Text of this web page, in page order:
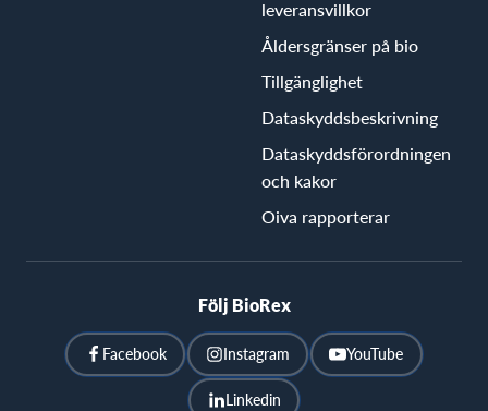
leveransvillkor
Åldersgränser på bio
Tillgänglighet
Dataskyddsbeskrivning
Dataskyddsförordningen
och kakor
Oiva rapporterar
Följ BioRex
Facebook Instagram YouTube
Linkedin